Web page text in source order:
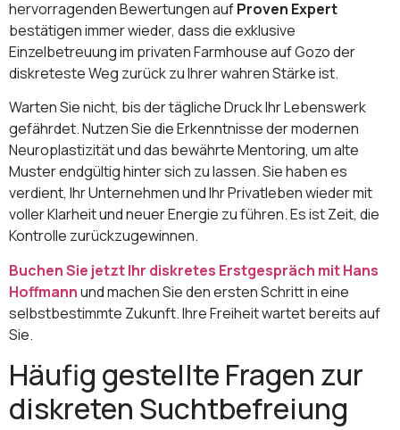
hervorragenden Bewertungen aufProven Expert
bestätigen immer wieder, dass die exklusive
Einzelbetreuung im privaten Farmhouse auf Gozo der
diskreteste Weg zurück zu Ihrer wahren Stärke ist.
Warten Sie nicht, bis der tägliche Druck Ihr Lebenswerk
gefährdet. Nutzen Sie die Erkenntnisse der modernen
Neuroplastizität und das bewährte Mentoring, um alte
Muster endgültig hinter sich zu lassen. Sie haben es
verdient, Ihr Unternehmen und Ihr Privatleben wieder mit
voller Klarheit und neuer Energie zu führen. Es ist Zeit, die
Kontrolle zurückzugewinnen.
Buchen Sie jetzt Ihr diskretes Erstgespräch mit Hans
Hoffmannund machen Sie den ersten Schritt in eine
selbstbestimmte Zukunft. Ihre Freiheit wartet bereits auf
Sie.
Häufig gestellte Fragen zur
diskreten Suchtbefreiung